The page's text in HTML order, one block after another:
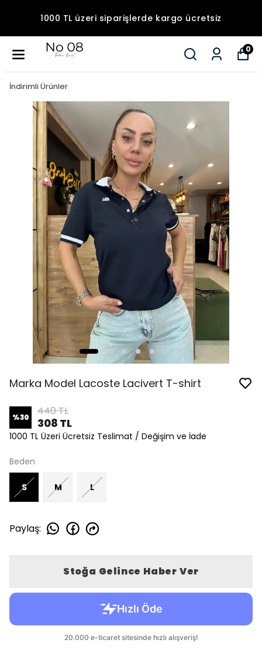
1000 TL üzeri siparişlerde kargo ücretsiz
0
İndirimli Ürünler
Marka Model Lacoste Lacivert T-shirt
%30 440 TL
308 TL
1000 TL Üzeri Ücretsiz Teslimat / Değişim ve İade
Beden
S M L
Paylaş:
Stoğa Gelince Haber Ver